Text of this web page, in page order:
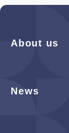
About us
News